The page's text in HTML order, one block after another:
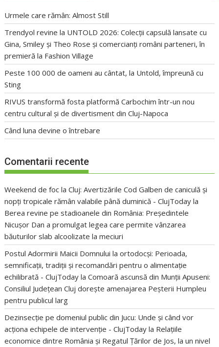
Urmele care rămân: Almost Still
Trendyol revine la UNTOLD 2026: Colecții capsulă lansate cu
Gina, Smiley și Theo Rose și comercianți români parteneri, în
premieră la Fashion Village
Peste 100 000 de oameni au cântat, la Untold, împreună cu
Sting
RIVUS transformă fosta platformă Carbochim într-un nou
centru cultural și de divertisment din Cluj-Napoca
Când luna devine o întrebare
Comentarii recente
Weekend de foc la Cluj: Avertizările Cod Galben de caniculă și
nopți tropicale rămân valabile până duminică - ClujToday la
Berea revine pe stadioanele din România: Președintele
Nicușor Dan a promulgat legea care permite vânzarea
băuturilor slab alcoolizate la meciuri
Postul Adormirii Maicii Domnului la ortodocși: Perioada,
semnificații, tradiții și recomandări pentru o alimentație
echilibrată - ClujToday laComoară ascunsă din Munții Apuseni:
Consiliul Județean Cluj dorește amenajarea Peșterii Humpleu
pentru publicul larg
Dezinsecție pe domeniul public din Jucu: Unde și când vor
acționa echipele de intervenție - ClujToday la Relațiile
economice dintre România și Regatul Țărilor de Jos, la un nivel